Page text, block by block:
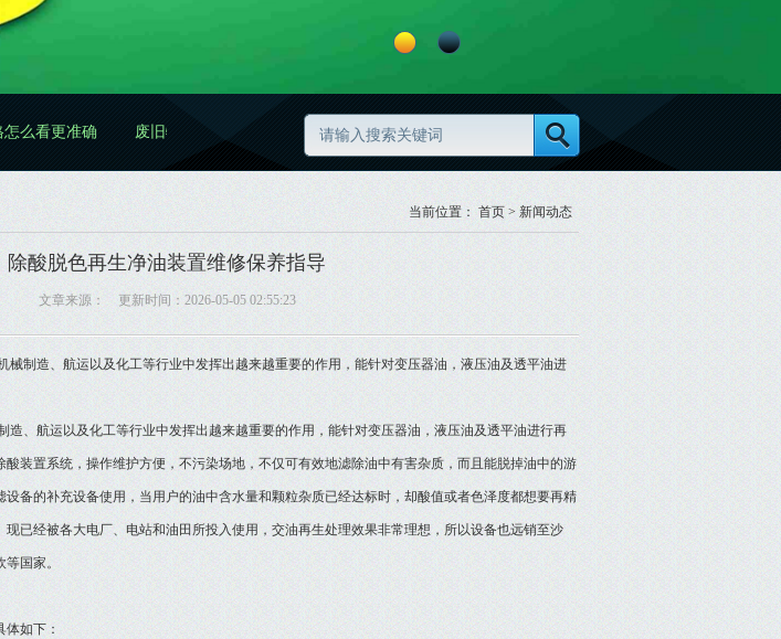
准确 废旧物资处置怎么做更规范 废旧物资清理怎么做更高效更规范 废旧物资分类怎么做更规范
当前位置： 首页 > 新闻动态
除酸脱色再生净油装置维修保养指导
文章来源： 更新时间：2026-05-05 02:55:23
械制造、航运以及化工等行业中发挥出越来越重要的作用，能针对变压器油，液压油及透平油进
、航运以及化工等行业中发挥出越来越重要的作用，能针对变压器油，液压油及透平油进行再
装置系统，操作维护方便，不污染场地，不仅可有效地滤除油中有害杂质，而且能脱掉油中的游
备的补充设备使用，当用户的油中含水量和颗粒杂质已经达标时，却酸值或者色泽度都想要再精
已经被各大电厂、电站和油田所投入使用，交油再生处理效果非常理想，所以设备也远销至沙
国家。
如下：